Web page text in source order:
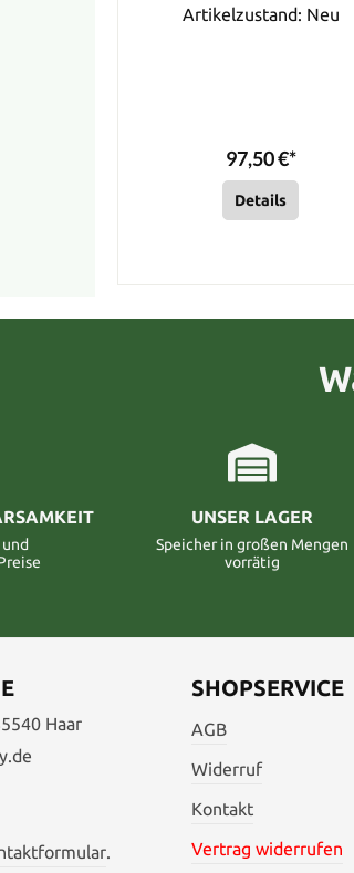
Artikelzustand: Neu
97,50 €*
Details
UNSER LAGER
Speicher in großen Mengen
vorrätig
Haar
.
SHOPSERVICE
AGB
Widerruf
Kontakt
Vertrag widerrufen